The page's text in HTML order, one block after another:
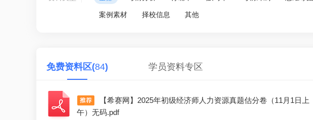
案例素材 择校信息 其他
免费资料区(84) 学员资料专区
【希赛网】2025年初级经济师人力资源真题估分卷（11月1日上
午）无码.pdf